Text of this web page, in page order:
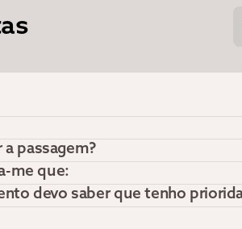
passagem?
me que:
devo saber que tenho